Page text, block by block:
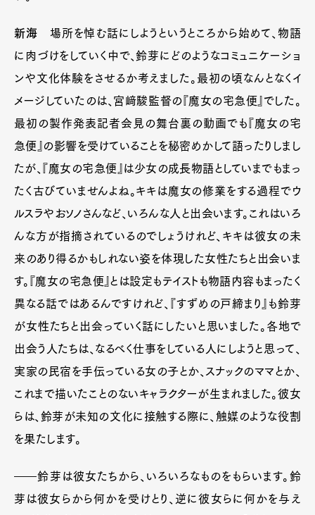
新海 場所を悼む話にしようというところから始めて、物語
に肉づけをしていく中で、鈴芽にどのようなコミュニケーショ
ンや文化体験をさせるか考えました。最初の頃なんとなくイ
メージしていたのは、宮﨑駿監督の『魔女の宅急便』でした。
最初の製作発表記者会見の舞台裏の動画でも『魔女の宅
急便』の影響を受けていることを秘密めかして語ったりしまし
たが、『魔女の宅急便』は少女の成長物語としていまでもまっ
たく古びていませんよね。キキは魔女の修業をする過程でウ
ルスラやおソノさんなど、いろんな人と出会います。これはいろ
んな方が指摘されているのでしょうけれど、キキは彼女の未
来のあり得るかもしれない姿を体現した女性たちと出会いま
す。『魔女の宅急便』とは設定もテイストも物語内容もまったく
異なる話ではあるんですけれど、『すずめの戸締まり』も鈴芽
が女性たちと出会っていく話にしたいと思いました。各地で
出会う人たちは、なるべく仕事をしている人にしようと思って、
実家の民宿を手伝っている女の子とか、スナックのママとか、
これまで描いたことのないキャラクターが生まれました。彼女
らは、鈴芽が未知の文化に接触する際に、触媒のような役割
を果たします。
――鈴芽は彼女たちから、いろいろなものをもらいます。鈴
芽は彼女らから何かを受けとり、逆に彼女らに何かを与え